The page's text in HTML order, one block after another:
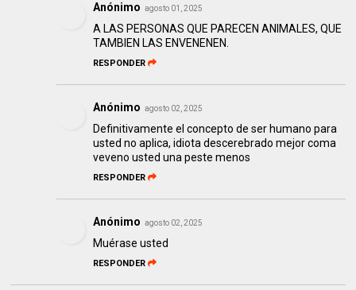
Anónimo agosto 01, 2025
A LAS PERSONAS QUE PARECEN ANIMALES, QUE
TAMBIEN LAS ENVENENEN.
RESPONDER
Anónimo agosto 02, 2025
Definitivamente el concepto de ser humano para
usted no aplica, idiota descerebrado mejor coma
veveno usted una peste menos
RESPONDER
Anónimo agosto 02, 2025
Muérase usted
RESPONDER